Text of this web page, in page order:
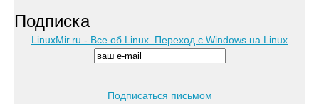
Подписка
LinuxMir.ru - Все об Linux. Переход с Windows на Linux
Подписаться письмом